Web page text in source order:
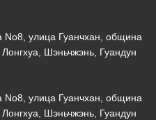
No8, улица Гуанчхан, община
Шэньчжэнь, Гуандун
No8, улица Гуанчхан, община
Шэньчжэнь, Гуандун